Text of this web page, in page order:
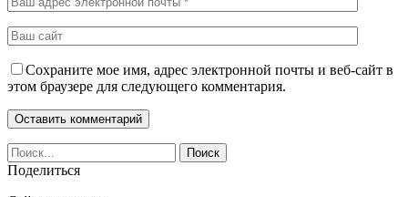
Сохраните мое имя, адрес электронной почты и веб-сайт в
этом браузере для следующего комментария.
Поделиться